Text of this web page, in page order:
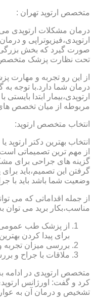
متخصص ارتوپد تهران :
درمان مشکلات ارتوپدی می
ارتوپدی،فیزیوتراپی و
صورت گیرد که بخش بزرگی
تحت نظارت پزشک متخصص
از این رو تجربه و مهارت
درمان شما دارد.با توجه
ارتوپدی،بیمار ابتدا
مربوطه از میان تخصص
انتخاب متخصص ارتوپد:
انتخاب بهترین دکتر
از مهم ترین تصمیماتی
گزینه های جراحی برای
گرفتن این تصمیم،باید
وضعیت شما باشد باید با
از جمله اقداماتی که می
مناسب،بکار برید می توان
از پزشک طب عمومی
برای پیدا کردن
بررسی میزان تجربه
ملاقات با جراح و
متخصص ارتوپدی در ادامه
کرد و گفت: اورژانس
تشخیص و درمان آن به